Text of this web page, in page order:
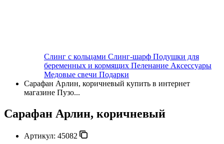
Слинг с кольцами Слинг-шарф Подушки для
беременных и кормящих Пеленание Аксессуары
Медовые свечи Подарки
Сарафан Арлин, коричневый купить в интернет
магазине Пузо...
Сарафан Арлин, коричневый
Артикул: 45082